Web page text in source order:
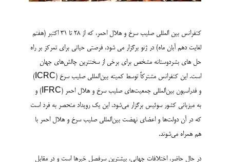
کنفرانس بین المللی صلیب سرخ و هلال احمر، که از 28 تا 31 اکتبر (هفتم
لغایت دهم آبان ماه) در ژنو برگزار می شود، فرصتی حیاتی برای تمرکز بر راه
حل های بشردوستانه مشخص برای برخی از سختترین چالش‌های جهان
است. این کنفرانس مشترکاً توسط کمیته بین‌المللی صلیب سرخ (ICRC)
و فدراسیون بین‌المللی جمعیت‌های صلیب سرخ و هلال احمر (IFRC) و
به میزبانی کشور سوئیس برگزار می‌شود. این یک رویداد منحصر به فرد است
که در آن دولت‌ها و اعضای نهضت بین‌المللی صلیب سرخ و هلال احمر با
هم همراه می‌شوند.
در حال حاضر، اختلافات جهانی، بیشترین سرفصل خبرها است و در مقابل